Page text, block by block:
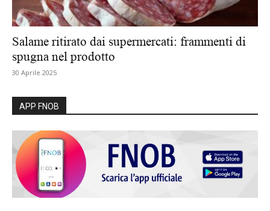
Salame ritirato dai supermercati: frammenti di
spugna nel prodotto
30 Aprile 2025
APP FNOB